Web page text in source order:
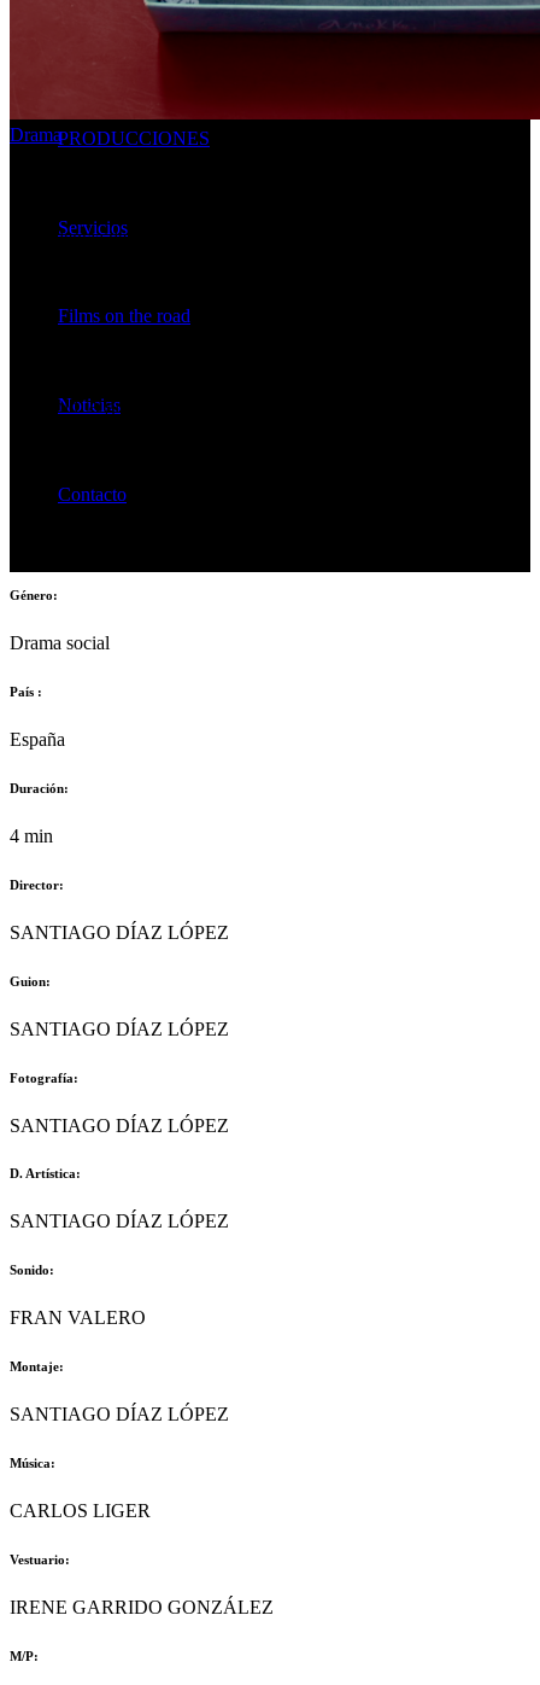
PRODUCCIONES
Servicios
Films on the road
Noticias
Contacto
Drama
La violencia de género a través de los ojos de una niña que acaba de
years old. A girl who feels the ghosts of those who mistreat women.
Género:
Drama social
País :
España
Duración:
4 min
Director:
SANTIAGO DÍAZ LÓPEZ
Guion:
SANTIAGO DÍAZ LÓPEZ
Fotografía:
SANTIAGO DÍAZ LÓPEZ
D. Artística:
SANTIAGO DÍAZ LÓPEZ
Sonido:
FRAN VALERO
Montaje:
SANTIAGO DÍAZ LÓPEZ
Música:
CARLOS LIGER
Vestuario:
IRENE GARRIDO GONZÁLEZ
M/P: